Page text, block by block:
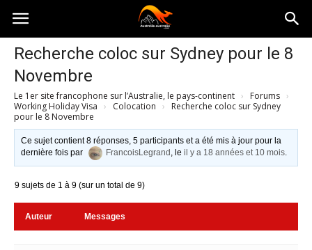
Australia-
australie.com
Recherche coloc sur Sydney pour le 8
Novembre
Le 1er site francophone sur l’Australie, le pays-continent › Forums ›
Working Holiday Visa › Colocation ›
Recherche coloc sur Sydney
pour le 8 Novembre
Ce sujet contient 8 réponses, 5 participants et a été mis à jour pour la
dernière fois par
FrancoisLegrand , leil y a 18 années et 10 mois.
9 sujets de 1 à 9 (sur un total de 9)
Auteur Messages